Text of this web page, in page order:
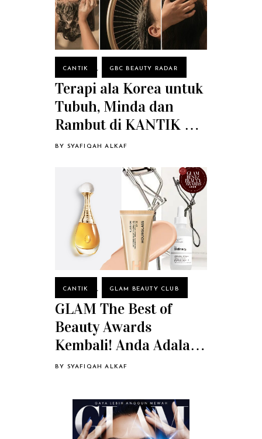
CANTIK , GBC BEAUTY RADAR
Terapi ala Korea untuk
Tubuh, Minda dan
Rambut di KANTIK by
GOYO
BY SYAFIQAH ALKAF
CANTIK , GLAM BEAUTY CLUB
GLAM The Best of
Beauty Awards
Kembali! Anda Adalah
Juri Kami
BY SYAFIQAH ALKAF